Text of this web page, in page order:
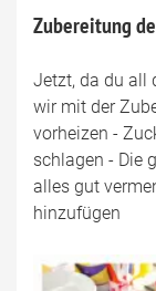
Zubereitung
Jetzt, da du all
wir mit der
vorheizen -
schlagen - Die
alles gut
hinzufügen